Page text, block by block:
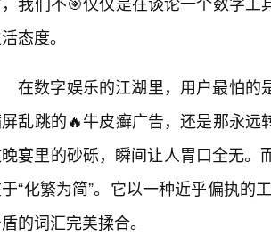
态度。
在数字娱乐的江湖里，用户最怕的
乱跳的🔥牛皮癣广告，还是那永
宴里的砂砾，瞬间让人胃口全无
“化繁为简”。它以一种近乎偏执的
的词汇完美揉合。